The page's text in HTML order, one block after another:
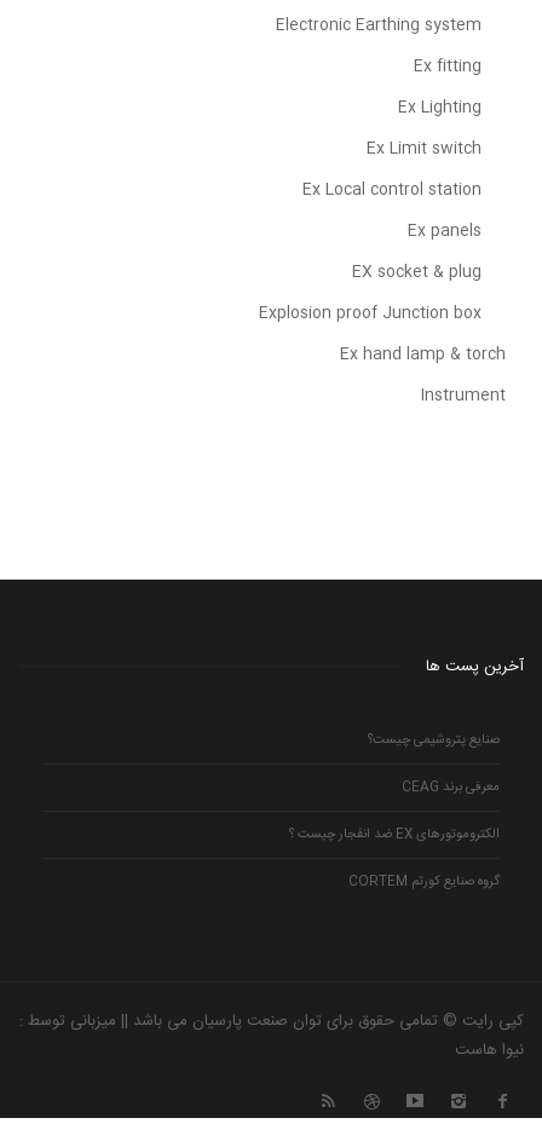
Electronic Earthing system
Ex fitting
Ex Lighting
Ex Limit switch
Ex Local control station
Ex panels
EX socket & plug
Explosion proof Junction box
Ex hand lamp & torch
Instrument
آخرین پست ها
صنایع پتروشیمی چیست؟
معرفی برند CEAG
الکتروموتورهای EX ضد انفجار چیست ؟
گروه صنایع کورتم CORTEM
کپی رایت © تمامی حقوق برای توان صنعت پارسیان می باشد || میزبانی توسط :
نیوا هاست